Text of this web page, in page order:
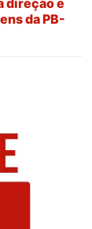
da PB-